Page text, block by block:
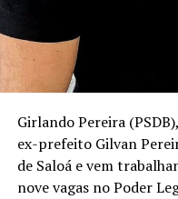
Girlando Pereira
ex-prefeito Gilvan
de Saloá e vem
nove vagas no Poder